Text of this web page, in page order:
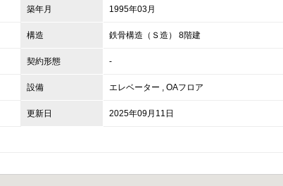
築年月 1995年03月
構造 鉄骨構造（Ｓ造） 8階建
契約形態 -
設備 エレベーター , OAフロア
更新日 2025年09月11日